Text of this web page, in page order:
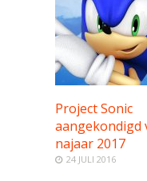
Project Sonic
aangekondigd
najaar 2017
24 JULI 2016